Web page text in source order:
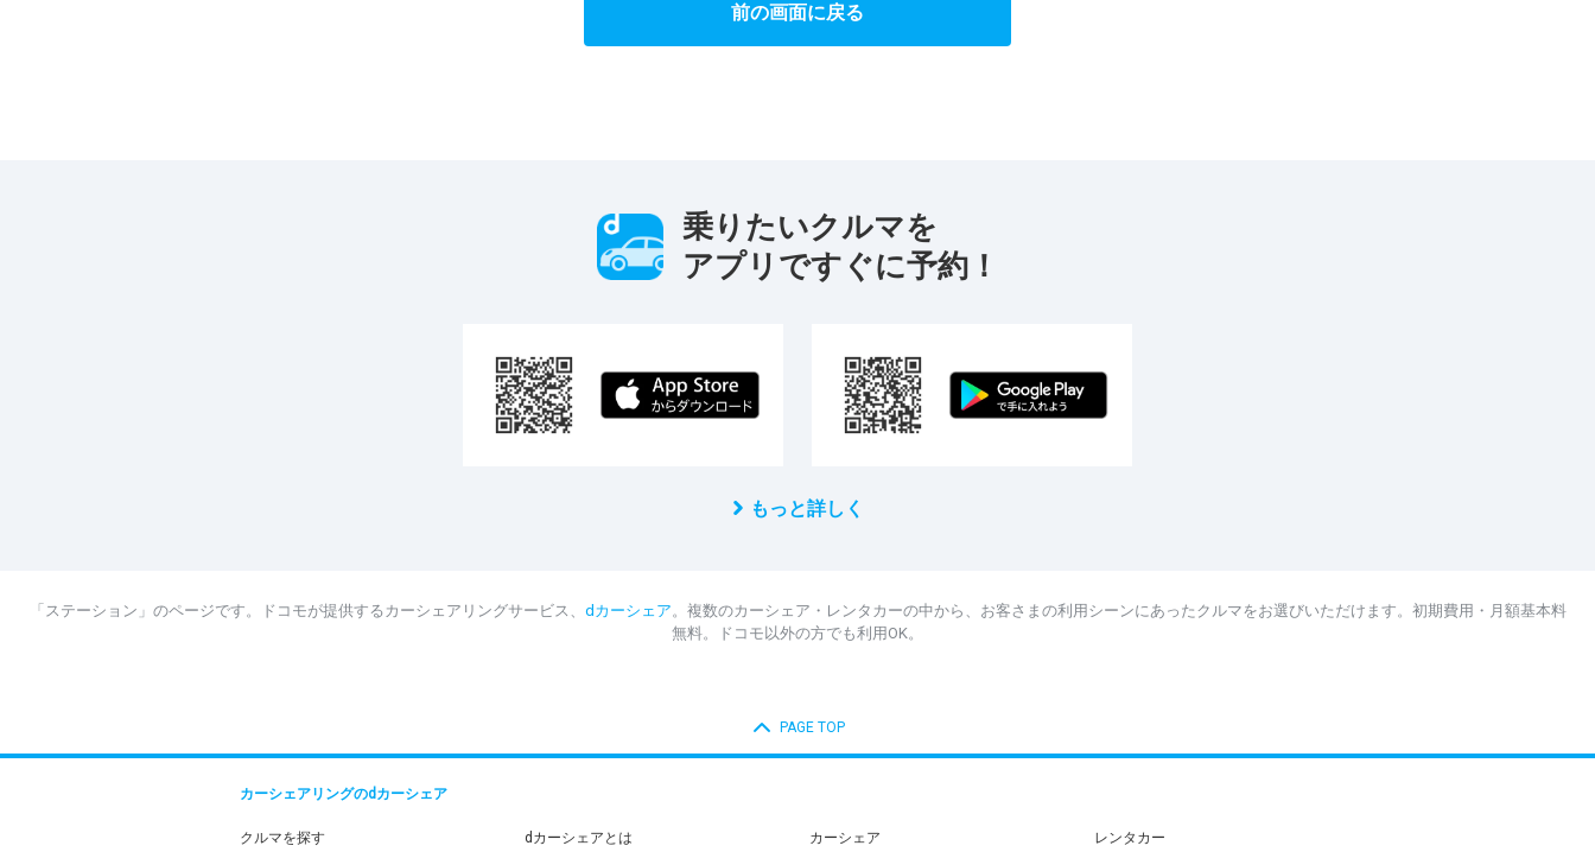
前の画面に戻る
乗りたいクルマを
アプリですぐに予約！
もっと詳しく
「ステーション」のページです。ドコモが提供するカーシェアリングサービス、 dカーシェア。複数のカーシェア・レンタカーの中から、お客さまの利用シーンにあったクルマをお選びいただけます。初期費用・月額基本料
無料。ドコモ以外の方でも利用OK。
PAGE TOP
カーシェアリングのdカーシェア
クルマを探す dカーシェアとは カーシェア レンタカー